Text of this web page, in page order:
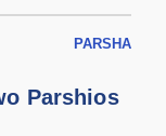
PARSHA